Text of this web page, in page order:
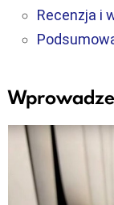
Recenzja i